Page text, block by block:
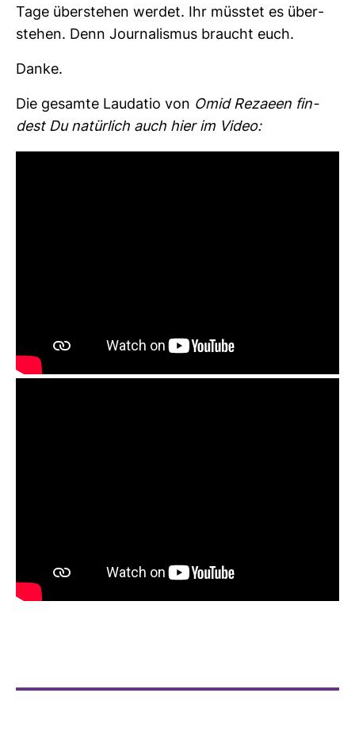
Tage über­stehen werdet. Ihr müsstet es über­
stehen. Denn Jour­na­lismus braucht euch.
Danke.
Die gesamte Lau­datio von Omid Rezaeen fin­
dest Du natür­lich auch hier im Video: